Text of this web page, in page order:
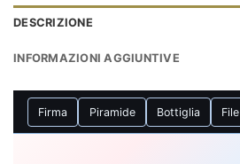
DESCRIZIONE
INFORMAZIONI AGGIUNTIVE
Firma Piramide Bottiglia File